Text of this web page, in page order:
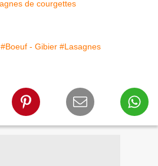
#Boeuf - Gibier #Lasagnes